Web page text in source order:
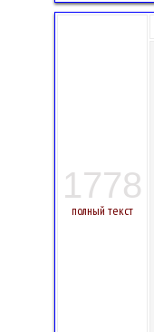
1778
полный текст